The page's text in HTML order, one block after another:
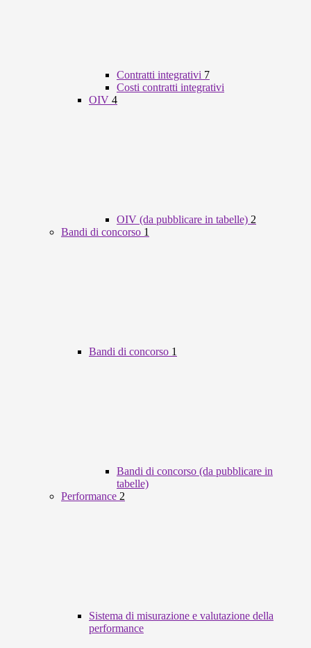
Contratti integrativi 7
Costi contratti integrativi
OIV 4
OIV (da pubblicare in tabelle) 2
Bandi di concorso 1
Bandi di concorso 1
Bandi di concorso (da pubblicare in
tabelle)
Performance 2
Sistema di misurazione e valutazione della
performance